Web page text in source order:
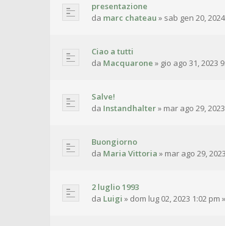
presentazione
da marc chateau » sab gen 20,
Ciao a tutti
da Macquarone » gio ago 31, 2023
Salve!
da Instandhalter» mar ago 29,
Buongiorno
da Maria Vittoria » mar ago 29,
2 luglio 1993
da Luigi » dom lug 02, 2023 1:02 pm